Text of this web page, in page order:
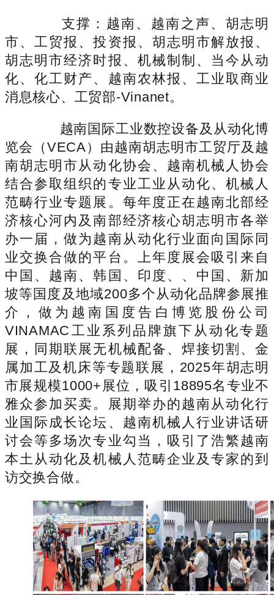
支撑：越南、越南之声、胡志明
市、工贸报、投资报、胡志明市解放报、
胡志明市经济时报、机械制制、当今从动
化、化工财产、越南农林报、工业取商业
消息核心、工贸部-Vinanet。
越南国际工业数控设备及从动化博
览会（VECA）由越南胡志明市工贸厅及越
南胡志明市从动化协会、越南机械人协会
结合参取组织的专业工业从动化、机械人
范畴行业专题展。每年度正在越南北部经
济核心河内及南部经济核心胡志明市各举
办一届，做为越南从动化行业面向国际同
业交换合做的平台。上年度展会吸引来自
中国、越南、韩国、印度、、中国、新加
坡等国度及地域200多个从动化品牌参展推
介，做为越南国度告白博览股份公司
VINAMAC工业系列品牌旗下从动化专题
展，同期联展无机械配备、焊接切割、金
属加工及机床等专题联展，2025年胡志明
市展规模1000+展位，吸引18895名专业不
雅众参加买卖。展期举办的越南从动化行
业国际成长论坛、越南机械人行业讲话研
讨会等多场次专业勾当，吸引了浩繁越南
本土从动化及机械人范畴企业及专家的到
访交换合做。